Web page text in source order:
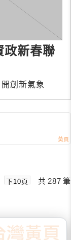
政新春聯
創新氣象
下10頁 共 287 筆